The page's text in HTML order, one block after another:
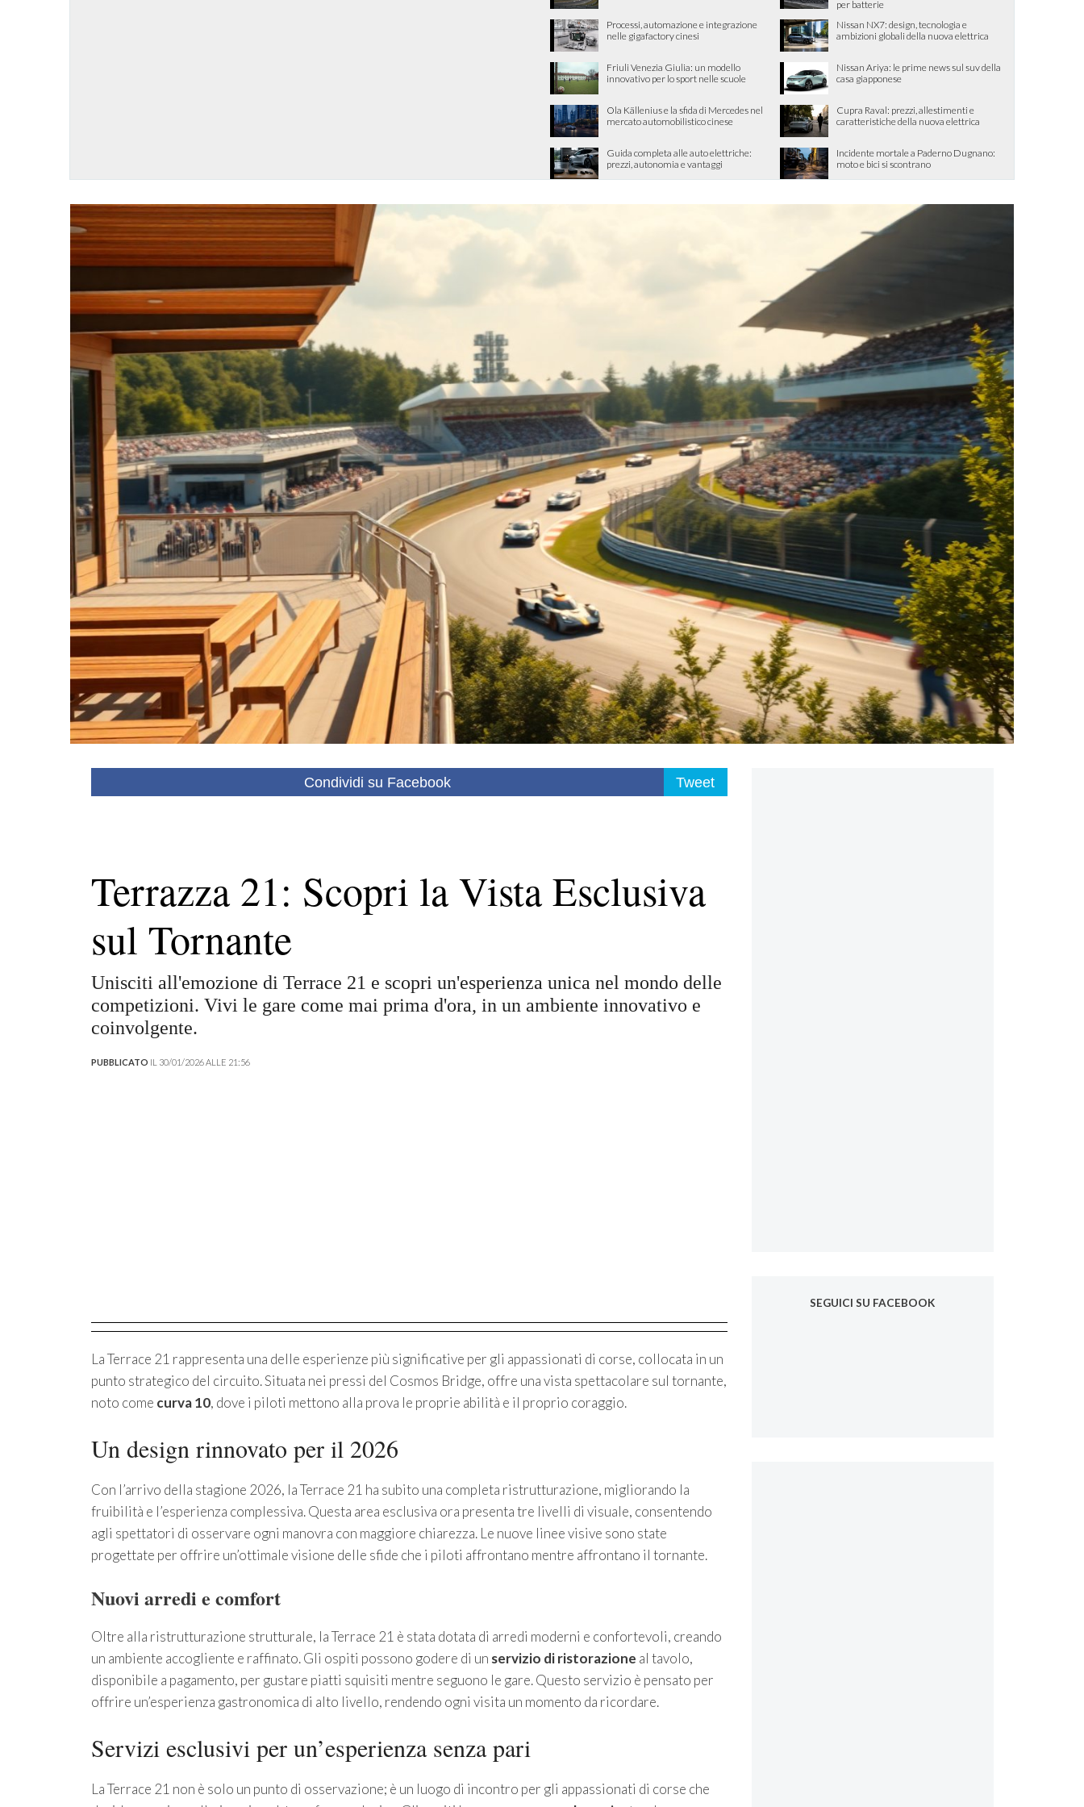
per batterie
Processi, automazione e integrazione
nelle gigafactory cinesi
Nissan NX7: design, tecnologia e
ambizioni globali della nuova elettrica
Friuli Venezia Giulia: un modello
innovativo per lo sport nelle scuole
Nissan Ariya: le prime news sul suv della
casa giapponese
Ola Källenius e la sfida di Mercedes nel
mercato automobilistico cinese
Cupra Raval: prezzi, allestimenti e
caratteristiche della nuova elettrica
Guida completa alle auto elettriche:
prezzi, autonomia e vantaggi
Incidente mortale a Paderno Dugnano:
moto e bici si scontrano
Condividi su Facebook Tweet
Terrazza 21: Scopri la Vista Esclusiva
sul Tornante
Unisciti all'emozione di Terrace 21 e scopri un'esperienza unica nel mondo delle
competizioni. Vivi le gare come mai prima d'ora, in un ambiente innovativo e
coinvolgente.
PUBBLICATO IL 30/01/2026 ALLE 21:56
La Terrace 21 rappresenta una delle esperienze più significative per gli appassionati di corse, collocata in un
punto strategico del circuito. Situata nei pressi del Cosmos Bridge, offre una vista spettacolare sul tornante,
noto come curva 10, dove i piloti mettono alla prova le proprie abilità e il proprio coraggio.
Un design rinnovato per il 2026
Con l’arrivo della stagione 2026, la Terrace 21 ha subito una completa ristrutturazione, migliorando la
fruibilità e l’esperienza complessiva. Questa area esclusiva ora presenta tre livelli di visuale, consentendo
agli spettatori di osservare ogni manovra con maggiore chiarezza. Le nuove linee visive sono state
progettate per offrire un’ottimale visione delle sfide che i piloti affrontano mentre affrontano il tornante.
Nuovi arredi e comfort
Oltre alla ristrutturazione strutturale, la Terrace 21 è stata dotata di arredi moderni e confortevoli, creando
un ambiente accogliente e raffinato. Gli ospiti possono godere di un servizio di ristorazione al tavolo,
disponibile a pagamento, per gustare piatti squisiti mentre seguono le gare. Questo servizio è pensato per
offrire un’esperienza gastronomica di alto livello, rendendo ogni visita un momento da ricordare.
Servizi esclusivi per un’esperienza senza pari
La Terrace 21 non è solo un punto di osservazione; è un luogo di incontro per gli appassionati di corse che
SEGUICI SU FACEBOOK